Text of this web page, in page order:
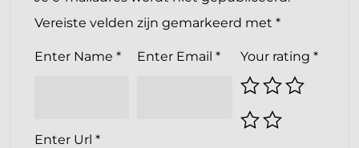
Vereiste velden zijn gemarkeerd met *
Enter Name * Enter Email*
Enter Url *
Your rating *